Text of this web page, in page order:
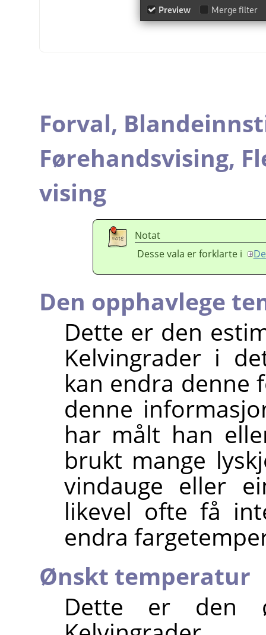
Forval,
Førehandsvising,
vising
Notat
Desse vala er forklarte i
Den opphavlege
Dette er den
Kelvingrader i
kan endra denne
denne
har målt han
brukt mange
vindauge eller
likevel ofte få
endra
Ønskt temperatur
Dette er den